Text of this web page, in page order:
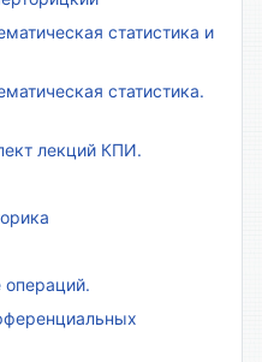
статистика и
статистика.
лекций КПИ.
операций.